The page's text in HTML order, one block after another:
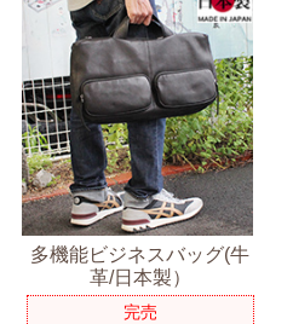
多機能ビジネスバッグ(牛
革/日本製）
完売